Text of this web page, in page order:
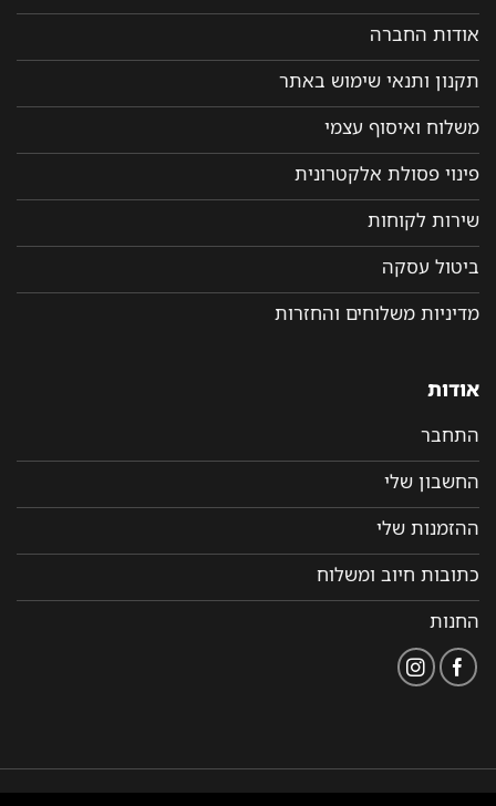
אודות החברה
תקנון ותנאי שימוש באתר
משלוח ואיסוף עצמי
פינוי פסולת אלקטרונית
שירות לקוחות
ביטול עסקה
מדיניות משלוחים והחזרות
אודות
התחבר
החשבון שלי
ההזמנות שלי
כתובות חיוב ומשלוח
החנות